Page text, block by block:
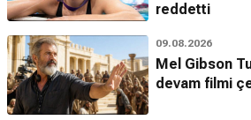
reddetti
09.08.2026
Mel Gibson
devam filmi